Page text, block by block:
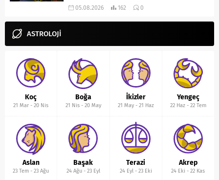
05.08.2026 162 0
ASTROLOJİ
Koç
21 Mar -20 Nis
Boğa
21 Nis- 20 May
İkizler
21 May- 21 Haz
Yengeç
22 Haz- 22 Tem
Aslan
23 Tem -23 Ağu
Başak
24 Ağu- 23 Eyl
Terazi
24 Eyl- 23 Eki
Akrep
24 Eki -22 Kas